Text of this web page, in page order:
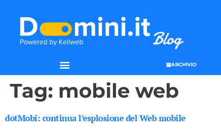
ARCHIVIO
Tag: mobile web
dotMobi: continua l’esplosione del Web mobile